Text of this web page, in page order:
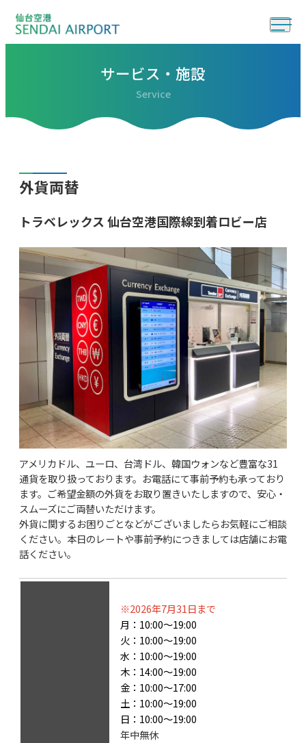
サービス・施設
Service
外貨両替
トラベレックス 仙台空港国際線到着ロビー店
アメリカドル、ユーロ、台湾ドル、韓国ウォンなど豊富な31
通貨を取り扱っております。お電話にて事前予約も承っており
ます。ご希望金額の外貨をお取り置きいたしますので、安心・
スムーズにご両替いただけます。
外貨に関するお困りごとなどがございましたらお気軽にご相談
ください。本日のレートや事前予約につきましては店舗にお電
話ください。
※2026年7月31日まで
月：10:00～19:00
火：10:00～19:00
水：10:00～19:00
木：14:00～19:00
金：10:00～17:00
土：10:00～19:00
日：10:00～19:00
年中無休